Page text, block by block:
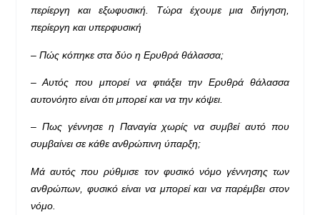
περίεργη και εξωφυσική. Τώρα έχουμε μια διήγηση,
περίεργη και υπερφυσική
– Πώς κόπηκε στα δύο η Ερυθρά θάλασσα;
– Αυτός που μπορεί να φτιάξει την Ερυθρά θάλασσα
αυτονόητο είναι ότι μπορεί και να την κόψει.
– Πως γέννησε η Παναγία χωρίς να συμβεί αυτό που
συμβαίνει σε κάθε ανθρώπινη ύπαρξη;
Μά αυτός που ρύθμισε τον φυσικό νόμο γέννησης των
ανθρώπων, φυσικό είναι να μπορεί και να παρέμβει στον
νόμο.